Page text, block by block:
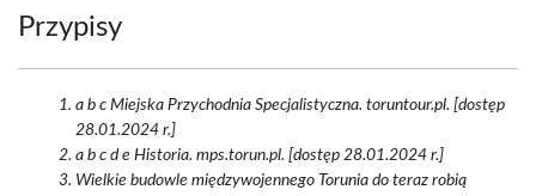
Przypisy
a b c Miejska Przychodnia Specjalistyczna. toruntour.pl. [dostęp
28.01.2024 r.]
a b c d e Historia. mps.torun.pl. [dostęp 28.01.2024 r.]
Wielkie budowle międzywojennego Torunia do teraz robią